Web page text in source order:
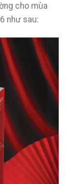
cho mùa
như sau: